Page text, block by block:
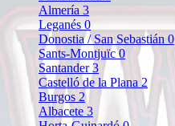
Almería3
Leganés 0
Donostia / San Sebastián0
Sants-Montjuïc0
Santander3
Castelló de la Plana 2
Burgos 2
Albacete3